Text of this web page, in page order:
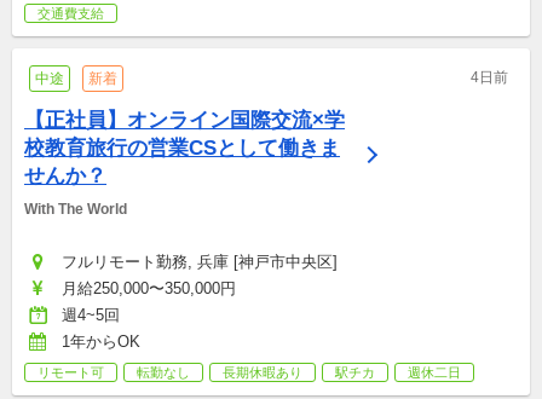
交通費支給
中途 新着 4日前
【正社員】オンライン国際交流×学
校教育旅行の営業CSとして働きま
せんか？
With The World
フルリモート勤務, 兵庫 [神戸市中央区]
月給250,000〜350,000円
週4~5回
1年からOK
リモート可 転勤なし 長期休暇あり 駅チカ 週休二日